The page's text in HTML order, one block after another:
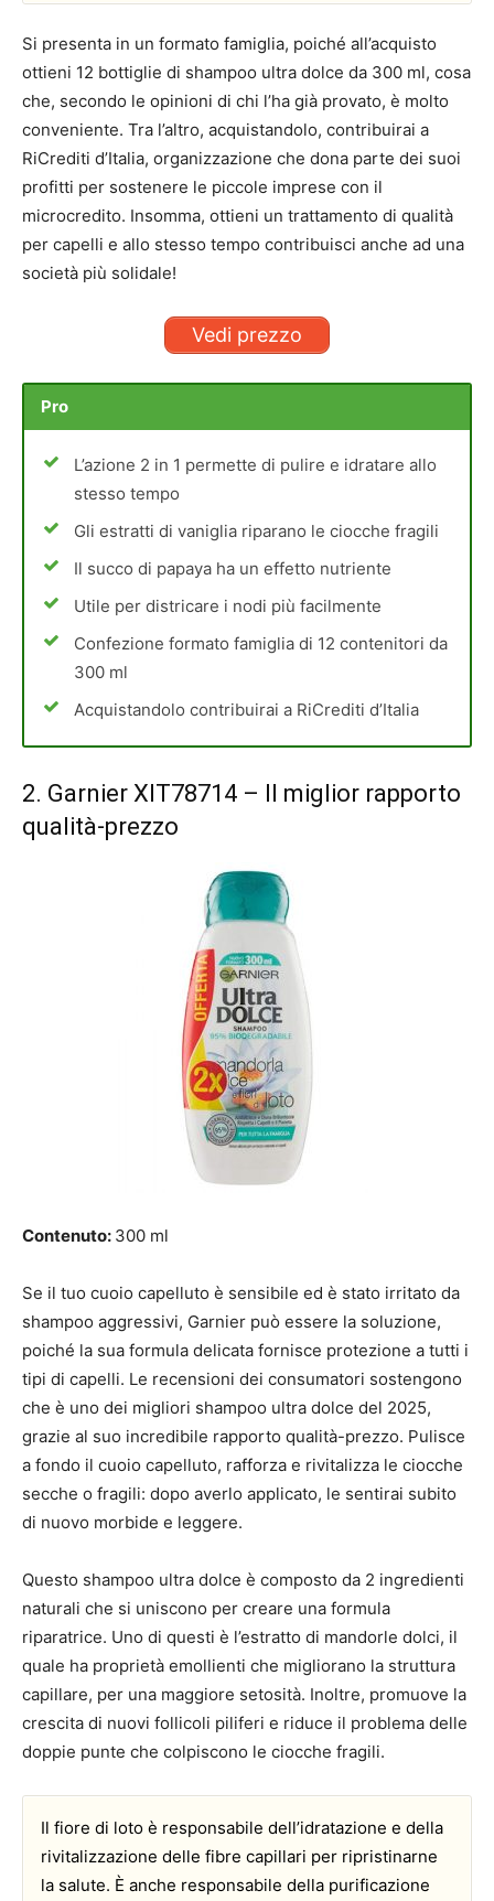
Si presenta in un formato famiglia, poiché all’acquisto
ottieni 12 bottiglie di shampoo ultra dolce da 300 ml, cosa
che, secondo le opinioni di chi l’ha già provato, è molto
conveniente. Tra l’altro, acquistandolo, contribuirai a
RiCrediti d’Italia, organizzazione che dona parte dei suoi
profitti per sostenere le piccole imprese con il
microcredito. Insomma, ottieni un trattamento di qualità
per capelli e allo stesso tempo contribuisci anche ad una
società più solidale!
Vedi prezzo
Pro
L’azione 2 in 1 permette di pulire e idratare allo
stesso tempo
Gli estratti di vaniglia riparano le ciocche fragili
Il succo di papaya ha un effetto nutriente
Utile per districare i nodi più facilmente
Confezione formato famiglia di 12 contenitori da
300 ml
Acquistandolo contribuirai a RiCrediti d’Italia
2. Garnier XIT78714 – Il miglior rapporto
qualità-prezzo
Contenuto: 300 ml
Se il tuo cuoio capelluto è sensibile ed è stato irritato da
shampoo aggressivi, Garnier può essere la soluzione,
poiché la sua formula delicata fornisce protezione a tutti i
tipi di capelli. Le recensioni dei consumatori sostengono
che è uno dei migliori shampoo ultra dolce del 2025,
grazie al suo incredibile rapporto qualità-prezzo. Pulisce
a fondo il cuoio capelluto, rafforza e rivitalizza le ciocche
secche o fragili: dopo averlo applicato, le sentirai subito
di nuovo morbide e leggere.
Questo shampoo ultra dolce è composto da 2 ingredienti
naturali che si uniscono per creare una formula
riparatrice. Uno di questi è l’estratto di mandorle dolci, il
quale ha proprietà emollienti che migliorano la struttura
capillare, per una maggiore setosità. Inoltre, promuove la
crescita di nuovi follicoli piliferi e riduce il problema delle
doppie punte che colpiscono le ciocche fragili.
Il fiore di loto è responsabile dell’idratazione e della
rivitalizzazione delle fibre capillari per ripristinarne
la salute. È anche responsabile della purificazione